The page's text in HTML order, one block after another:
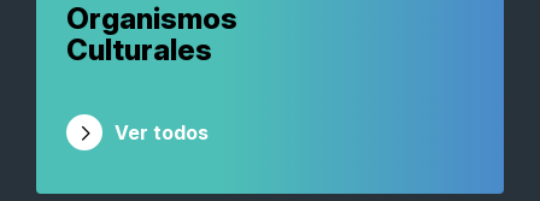
Organismos
Culturales
Ver todos